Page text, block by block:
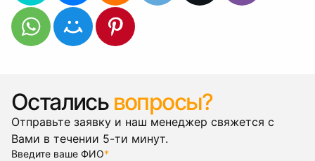
Остались вопросы?
Отправьте заявку и наш менеджер свяжется с
Вами в течении 5-ти минут.
Введите ваше ФИО*